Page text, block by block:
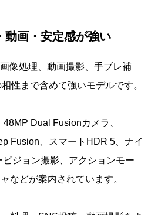
動画・安定感が強い
像処理、動画撮影、手ブレ補
性まで含めて強いモデルです。
Dual Fusionカメラ、
Fusion、スマートHDR 5、ナイ
ビジョン撮影、アクションモー
などが案内されています。